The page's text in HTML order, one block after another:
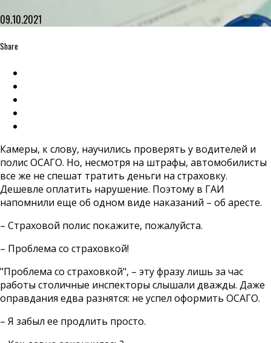
09.10.2021
Share
Камеры, к слову, научились проверять у водителей и
полис ОСАГО. Но, несмотря на штрафы, автомобилисты
все же не спешат тратить деньги на страховку.
Дешевле оплатить нарушение. Поэтому в ГАИ
напомнили еще об одном виде наказаний – об аресте.
– Страховой полис покажите, пожалуйста.
– Проблема со страховкой!
"Проблема со страховкой", – эту фразу лишь за час
работы столичные инспекторы слышали дважды. Даже
оправдания едва разнятся: не успел оформить ОСАГО.
– Я забыл ее продлить просто.